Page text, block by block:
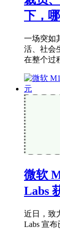
下，
一场突如
活、社会
在整个过
微软
Labs
近日，致
Labs 宣